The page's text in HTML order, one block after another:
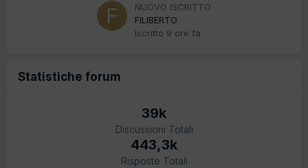
NUOVO ISCRITTO
FILIBERTO
Iscritto 9 ore fa
Statistiche forum
39k
Discussioni Totali
443,3k
Risposte Totali